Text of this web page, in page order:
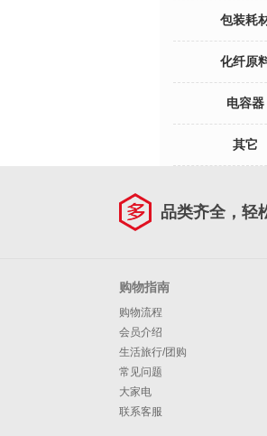
包装耗
化纤原
电容器
其它
品类齐全，轻
购物指南
购物流程
会员介绍
生活旅行/团购
常见问题
大家电
联系客服